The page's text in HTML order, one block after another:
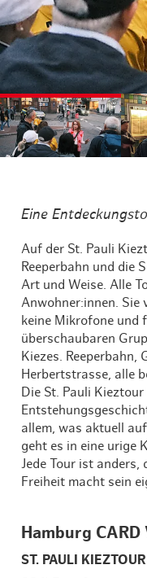
©
Eine
Auf der St. Pauli
Reeperbahn und die
Art und Weise. Alle
Anwohner:innen. Sie
keine Mikrofone und
überschaubaren
Kiezes. Reeperbahn,
Herbertstrasse, alle
Die St. Pauli
allem, was aktuell
geht es in eine urige
Jede Tour ist
Freiheit macht sein
Hamburg CARD
ST. PAULI KIEZTOUR